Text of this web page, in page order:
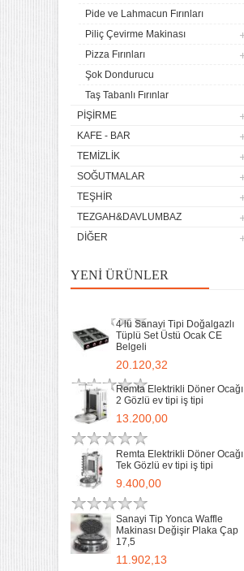
Pide ve Lahmacun Fırınları
Piliç Çevirme Makinası
Pizza Fırınları
Şok Dondurucu
Taş Tabanlı Fırınlar
PIŞIRME
KAFE - BAR
TEMIZLIK
SOĞUTMALAR
TEŞHIR
TEZGAH&DAVLUMBAZ
DIĞER
YENI ÜRÜNLER
Tüplü Set Üstü Ocak CE
Remta Elektrikli Döner Ocağı
2 Gözlü ev tipi iş tipi
13.200,00
Remta Elektrikli Döner Ocağı
9.400,00
Makinası Değişir Plaka Çap
17,5
4 lü Sanayi Tipi Doğalgazlı
Tüplü Set Üstü Ocak CE
Belgeli
20.120,32
Remta Elektrikli Döner Ocağı
2 Gözlü ev tipi iş tipi
13.200,00
Remta Elektrikli Döner Ocağı
Tek Gözlü ev tipi iş tipi
9.400,00
Sanayi Tip Yonca Waffle
Makinası Değişir Plaka Çap
17,5
11.902,13
32 Lik Kasap Et Kıyma
Makinası 220v Sanayi Tipi
31.850,00
Sanayi tipi Doğalgazlı Tüplü
Ce Belgeli Yer Ocağı Tek
Yanışlı Döküm